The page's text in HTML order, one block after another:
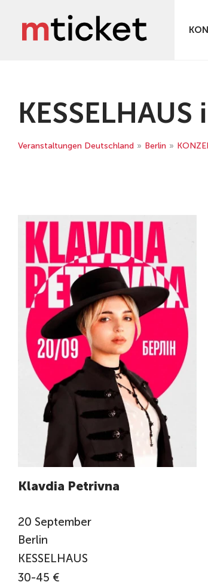
Veranstaltungen Deutschland » Berlin »
Klavdia Petrivna
20 September
Berlin
KESSELHAUS
30-45 €